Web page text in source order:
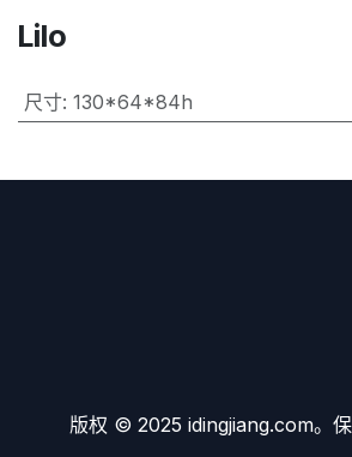
Lilo
尺寸: 130*64*84h
版权 © 2025 idingjiang.com。保